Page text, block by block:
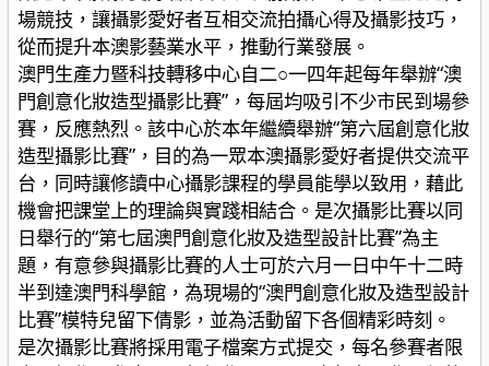
場競技，讓攝影愛好者互相交流拍攝心得及攝影技巧，
從而提升本澳影藝業水平，推動行業發展。
澳門生產力暨科技轉移中心自二○一四年起每年舉辦“澳
門創意化妝造型攝影比賽”，每屆均吸引不少市民到場參
賽，反應熱烈。該中心於本年繼續舉辦“第六屆創意化妝
造型攝影比賽”，目的為一眾本澳攝影愛好者提供交流平
台，同時讓修讀中心攝影課程的學員能學以致用，藉此
機會把課堂上的理論與實踐相結合。是次攝影比賽以同
日舉行的“第七屆澳門創意化妝及造型設計比賽”為主
題，有意參與攝影比賽的人士可於六月一日中午十二時
半到達澳門科學館，為現場的“澳門創意化妝及造型設計
比賽”模特兒留下倩影，並為活動留下各個精彩時刻。
是次攝影比賽將採用電子檔案方式提交，每名參賽者限